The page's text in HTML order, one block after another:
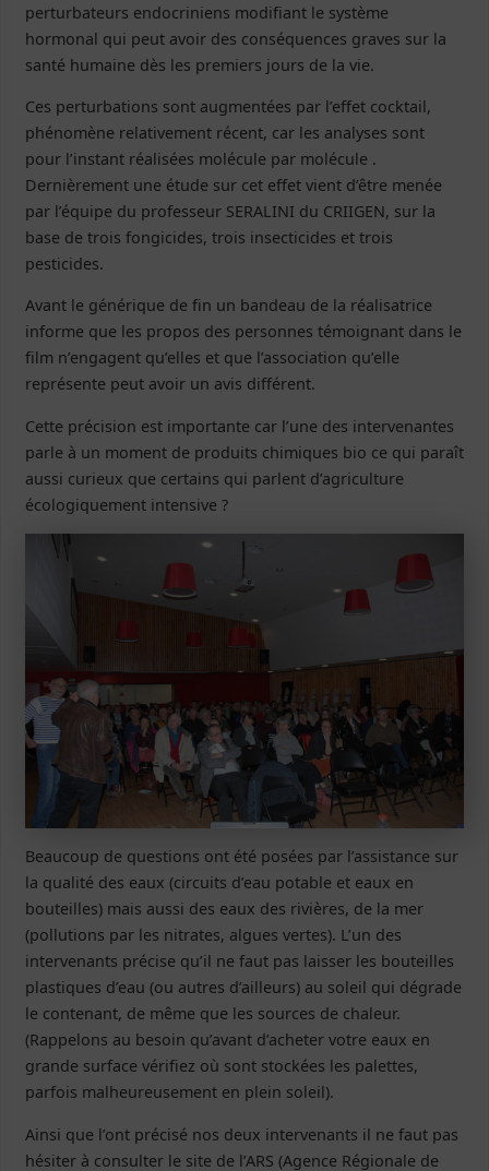
perturbateurs endocriniens modifiant le système
hormonal qui peut avoir des conséquences graves sur la
santé humaine dès les premiers jours de la vie.
Ces perturbations sont augmentées par l’effet cocktail,
phénomène relativement récent, car les analyses sont
pour l’instant réalisées molécule par molécule .
Dernièrement une étude sur cet effet vient d’être menée
par l’équipe du professeur SERALINI du CRIIGEN, sur la
base de trois fongicides, trois insecticides et trois
pesticides.
Avant le générique de fin un bandeau de la réalisatrice
informe que les propos des personnes témoignant dans le
film n’engagent qu’elles et que l’association qu’elle
représente peut avoir un avis différent.
Cette précision est importante car l’une des intervenantes
parle à un moment de produits chimiques bio ce qui paraît
aussi curieux que certains qui parlent d’agriculture
écologiquement intensive ?
Beaucoup de questions ont été posées par l’assistance sur
la qualité des eaux (circuits d’eau potable et eaux en
bouteilles) mais aussi des eaux des rivières, de la mer
(pollutions par les nitrates, algues vertes). L’un des
intervenants précise qu’il ne faut pas laisser les bouteilles
plastiques d’eau (ou autres d’ailleurs) au soleil qui dégrade
le contenant, de même que les sources de chaleur.
(Rappelons au besoin qu’avant d’acheter votre eaux en
grande surface vérifiez où sont stockées les palettes,
parfois malheureusement en plein soleil).
Ainsi que l’ont précisé nos deux intervenants il ne faut pas
hésiter à consulter le site de l’ARS (Agence Régionale de